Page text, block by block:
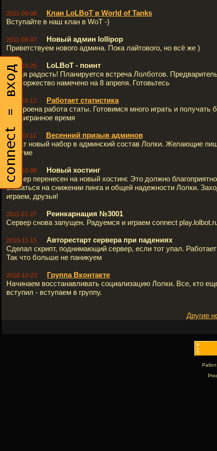
2011-09-08
Клан LoLBoT в World of Tanks
Вступайте в наш клан в WoT -)
2011-08-07
Новый админ lollipop
Приветствуем нового админа. Пока лайтового, но всё же )
2011-03-20
LoLBoT - поинт
Новая радость! Планируется встреча Лолботов.
сие торжество намечено на 8 апреля. Готовьтесь
2011-03-12
Работает статистика
Настроена работа статы. Готовимся много играть и получать
за наигранное время
2011-03-11
Весенний призыв админов
Начат новый набор в админский состав Лолки. Желающие
форуме
2011-03-08
Новый хостинг
Сервер перенесен на новый хостинг. Это должно благоприятно
сказаться на снижении пинга и общей надежности Лолки.
играем, друзья!
2011-01-27
Реинкарнация №3001
Сервер снова запущен. Радуемся и играем connect
2010-11-15
Авторестарт сервера при падениях
Сделал скрипт, поднимающий сервер, если тот упал.
Так что больше не паникуем
2010-10-23
Группа Вконтакте
Начинаем восстанавливать социализацию Лолки. Все, кто
вступил - вступаем в группу.
Другие